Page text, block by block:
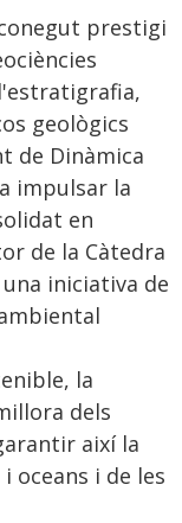
prestigi
geològics
de Dinàmica
impulsar la
en
de la Càtedra
iniciativa de
la
dels
així la
oceans i de les